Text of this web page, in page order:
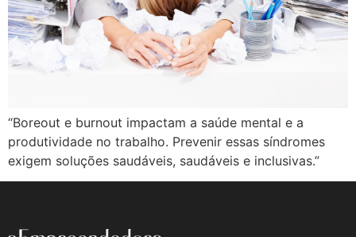
“Boreout e burnout impactam a saúde mental e a
produtividade no trabalho. Prevenir essas síndromes
exigem soluções saudáveis, saudáveis ​​e inclusivas.”